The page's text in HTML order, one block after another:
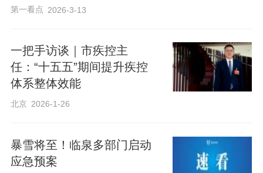
第一看点 2026-3-13
一把手访谈｜市疾控主
任：“十五五”期间提升疾控
体系整体效能
北京 2026-1-26
暴雪将至！临泉多部门启动
应急预案